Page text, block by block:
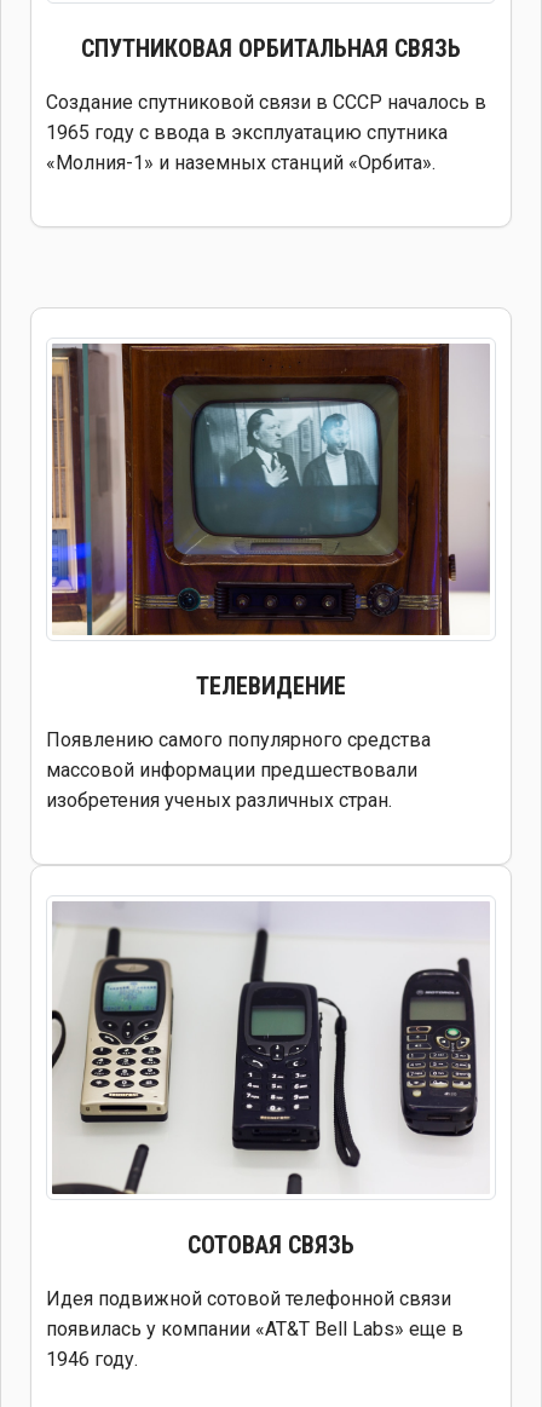
СПУТНИКОВАЯ ОРБИТАЛЬНАЯ СВЯЗЬ
Создание спутниковой связи в СССР началось в
1965 году с ввода в эксплуатацию спутника
«Молния-1» и наземных станций «Орбита».
ТЕЛЕВИДЕНИЕ
Появлению самого популярного средства
массовой информации предшествовали
изобретения ученых различных стран.
СОТОВАЯ СВЯЗЬ
Идея подвижной сотовой телефонной связи
появилась у компании «AT&T Bell Labs» еще в
1946 году.